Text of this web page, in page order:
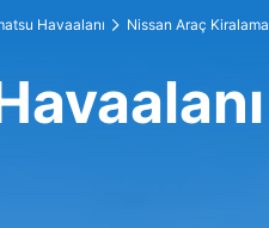
Havaalanı Nissan Araç Kiralama